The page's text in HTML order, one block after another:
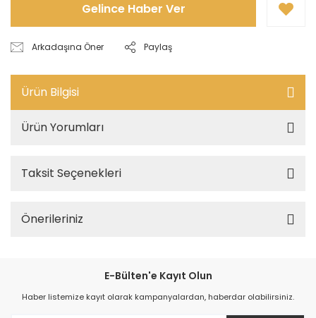
Gelince Haber Ver
Arkadaşına Öner Paylaş
Ürün Bilgisi
Ürün Yorumları
Taksit Seçenekleri
Önerileriniz
E-Bülten'e Kayıt Olun
Haber listemize kayıt olarak kampanyalardan, haberdar olabilirsiniz.